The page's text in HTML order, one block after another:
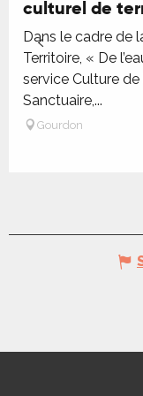
culturel de
Dans le cadre de
Territoire, « De
service Culture
Sanctuaire,...
Gourdon